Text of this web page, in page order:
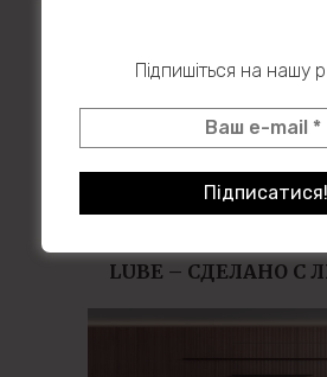
LUBE – СДЕЛАНО С
Підпишіться на нашу